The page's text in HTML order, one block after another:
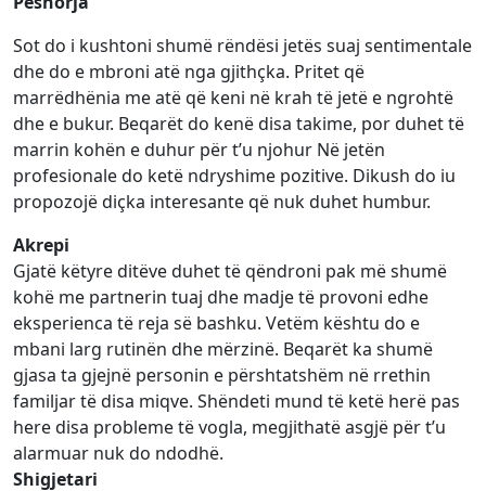
Sot do i kushtoni shumë rëndësi jetës suaj sentimentale
dhe do e mbroni atë nga gjithçka. Pritet që
marrëdhënia me atë që keni në krah të jetë e ngrohtë
dhe e bukur. Beqarët do kenë disa takime, por duhet të
marrin kohën e duhur për t’u njohur Në jetën
profesionale do ketë ndryshime pozitive. Dikush do iu
propozojë diçka interesante që nuk duhet humbur.
Akrepi
Gjatë këtyre ditëve duhet të qëndroni pak më shumë
kohë me partnerin tuaj dhe madje të provoni edhe
eksperienca të reja së bashku. Vetëm kështu do e
mbani larg rutinën dhe mërzinë. Beqarët ka shumë
gjasa ta gjejnë personin e përshtatshëm në rrethin
familjar të disa miqve. Shëndeti mund të ketë herë pas
here disa probleme të vogla, megjithatë asgjë për t’u
alarmuar nuk do ndodhë.
Shigjetari